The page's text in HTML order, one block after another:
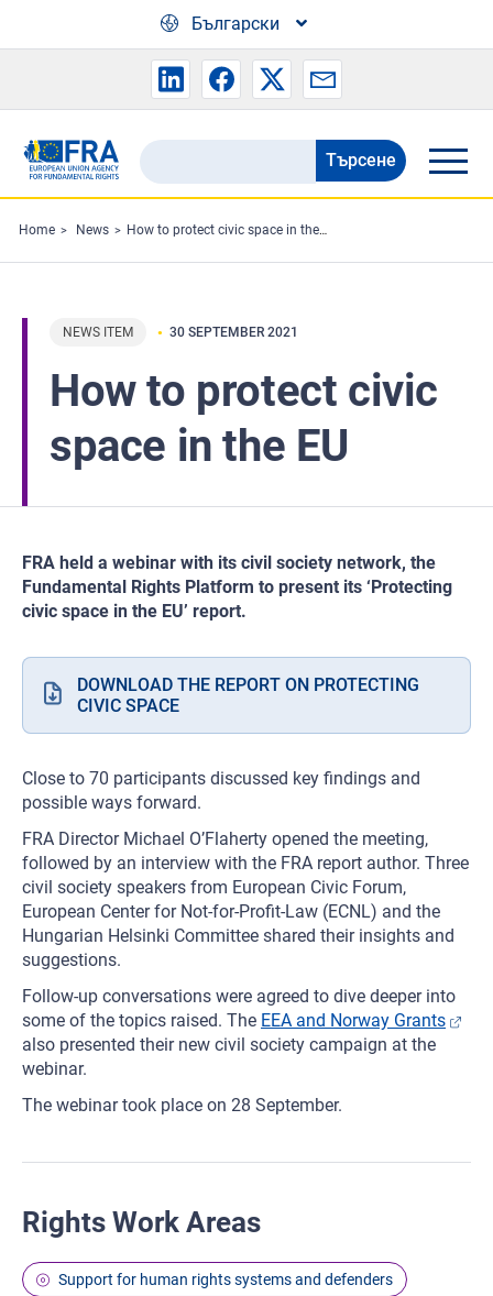
Български
Search
the
FRA
website
Търсене
Home News How to protect civic space in the EU
NEWS ITEM 30 SEPTEMBER 2021
How to protect civic
space in the EU
FRA held a webinar with its civil society network, the
Fundamental Rights Platform to present its ‘Protecting
civic space in the EU’ report.
DOWNLOAD THE REPORT ON PROTECTING
CIVIC SPACE
Close to 70 participants discussed key findings and
possible ways forward.
FRA Director Michael O’Flaherty opened the meeting,
followed by an interview with the FRA report author. Three
civil society speakers from European Civic Forum,
European Center for Not-for-Profit-Law (ECNL) and the
Hungarian Helsinki Committee shared their insights and
suggestions.
Follow-up conversations were agreed to dive deeper into
some of the topics raised. The EEA and Norway Grants
also presented their new civil society campaign at the
webinar.
The webinar took place on 28 September.
Rights Work Areas
Support for human rights systems and defenders